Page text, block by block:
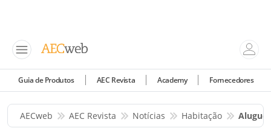
Guia de Produtos AEC Revista Academy Fornecedores
AECweb AEC Revista Notícias Habitação Aluguel